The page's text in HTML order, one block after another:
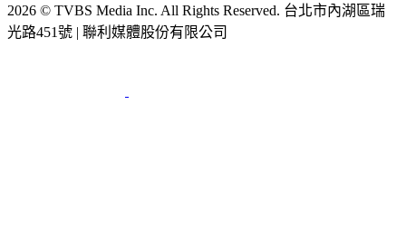
2026 © TVBS Media Inc. All Rights Reserved. 台北市內湖區瑞
光路451號 | 聯利媒體股份有限公司